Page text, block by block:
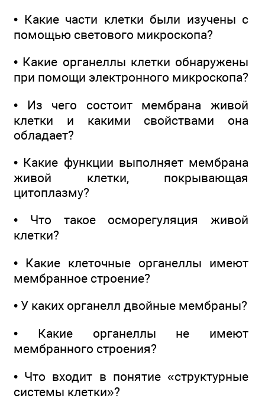
• Какие части клетки были изучены с
помощью светового микроскопа?
• Какие органеллы клетки обнаружены
при помощи электронного микроскопа?
• Из чего состоит мембрана живой
клетки и какими свойствами она
обладает?
• Какие функции выполняет мембрана
живой клетки, покрывающая
цитоплазму?
• Что такое осморегуляция живой
клетки?
• Какие клеточные органеллы имеют
мембранное строение?
• У каких органелл двойные мембраны?
• Какие органеллы не имеют
мембранного строения?
• Что входит в понятие «структурные
системы клетки»?